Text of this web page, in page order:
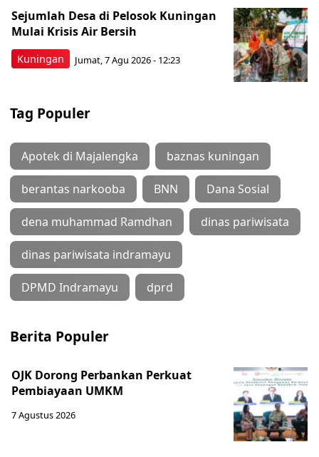
Kuningan
Sejumlah Desa di Pelosok Kuningan
Mulai Krisis Air Bersih
Jumat, 7 Agu 2026 - 12:23
Tag Populer
Apotek di Majalengka baznas kuningan
berantas narkooba BNN Dana Sosial
dena muhammad Ramdhan dinas pariwisata
dinas pariwisata indramayu
DPMD Indramayu dprd
Berita Populer
OJK Dorong Perbankan Perkuat
Pembiayaan UMKM
7 Agustus 2026